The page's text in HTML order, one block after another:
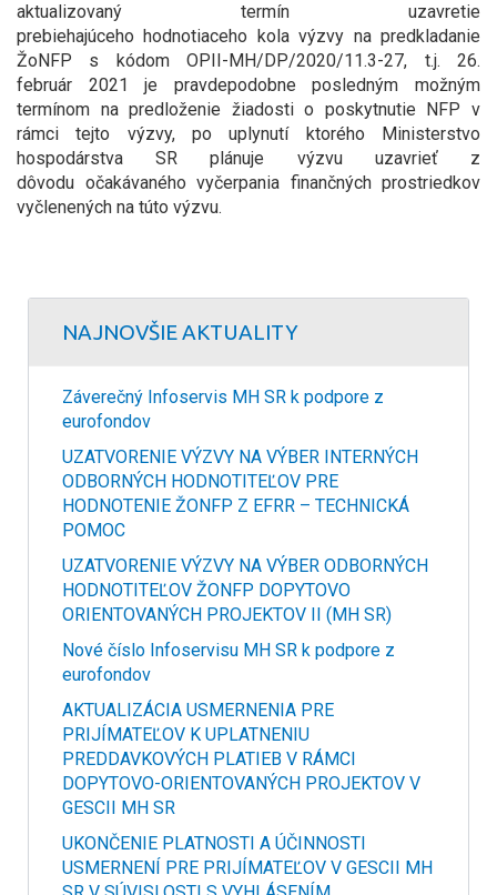
aktualizovaný termín uzavretie
prebiehajúceho hodnotiaceho kola výzvy na predkladanie
ŽoNFP s kódom OPII-MH/DP/2020/11.3-27, t.j. 26.
február 2021 je pravdepodobne posledným možným
termínom na predloženie žiadosti o poskytnutie NFP v
rámci tejto výzvy, po uplynutí ktorého Ministerstvo
hospodárstva SR plánuje výzvu uzavrieť z
dôvodu očakávaného vyčerpania finančných prostriedkov
vyčlenených na túto výzvu.
NAJNOVŠIE AKTUALITY
Záverečný Infoservis MH SR k podpore z
eurofondov
UZATVORENIE VÝZVY NA VÝBER INTERNÝCH
ODBORNÝCH HODNOTITEĽOV PRE
HODNOTENIE ŽONFP Z EFRR – TECHNICKÁ
POMOC
UZATVORENIE VÝZVY NA VÝBER ODBORNÝCH
HODNOTITEĽOV ŽONFP DOPYTOVO
ORIENTOVANÝCH PROJEKTOV II (MH SR)
Nové číslo Infoservisu MH SR k podpore z
eurofondov
AKTUALIZÁCIA USMERNENIA PRE
PRIJÍMATEĽOV K UPLATNENIU
PREDDAVKOVÝCH PLATIEB V RÁMCI
DOPYTOVO-ORIENTOVANÝCH PROJEKTOV V
GESCII MH SR
UKONČENIE PLATNOSTI A ÚČINNOSTI
USMERNENÍ PRE PRIJÍMATEĽOV V GESCII MH